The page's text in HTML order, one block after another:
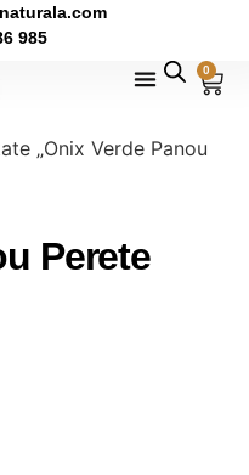
985
0
„Onix Verde Panou
Perete